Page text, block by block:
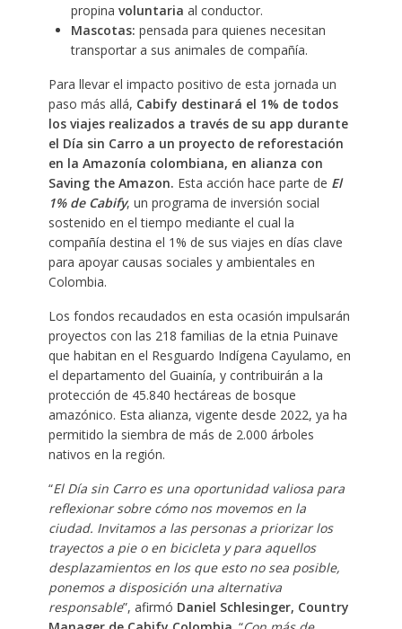
propina voluntaria al conductor.
Mascotas: pensada para quienes necesitan
transportar a sus animales de compañía.
Para llevar el impacto positivo de esta jornada un
paso más allá, Cabify destinará el 1% de todos
los viajes realizados a través de su app durante
el Día sin Carro a un proyecto de reforestación
en la Amazonía colombiana, en alianza con
Saving the Amazon. Esta acción hace parte de El
1% de Cabify, un programa de inversión social
sostenido en el tiempo mediante el cual la
compañía destina el 1% de sus viajes en días clave
para apoyar causas sociales y ambientales en
Colombia.
Los fondos recaudados en esta ocasión impulsarán
proyectos con las 218 familias de la etnia Puinave
que habitan en el Resguardo Indígena Cayulamo, en
el departamento del Guainía, y contribuirán a la
protección de 45.840 hectáreas de bosque
amazónico. Esta alianza, vigente desde 2022, ya ha
permitido la siembra de más de 2.000 árboles
nativos en la región.
“El Día sin Carro es una oportunidad valiosa para
reflexionar sobre cómo nos movemos en la
ciudad. Invitamos a las personas a priorizar los
trayectos a pie o en bicicleta y para aquellos
desplazamientos en los que esto no sea posible,
ponemos a disposición una alternativa
responsable”, afirmó Daniel Schlesinger, Country